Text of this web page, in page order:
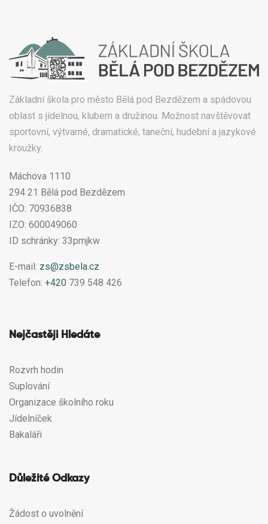
Základní škola pro město Bělá pod Bezdězem a spádovou
oblast s jídelnou, klubem a družinou. Možnost navštěvovat
sportovní, výtvarné, dramatické, taneční, hudební a jazykové
kroužky.
Máchova 1110
294 21 Bělá pod Bezdězem
IČO: 70936838
IZO: 600049060
ID schránky: 33pmjkw
E-mail: zs@zsbela.cz
Telefon: +420 739 548 426
Nejčastěji Hledáte
Rozvrh hodin
Suplování
Organizace školního roku
Jídelníček
Bakaláři
Důležité Odkazy
Žádost o uvolnění